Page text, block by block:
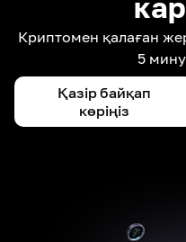
Криптомен қалаған
5
Қазір байқап
көріңіз